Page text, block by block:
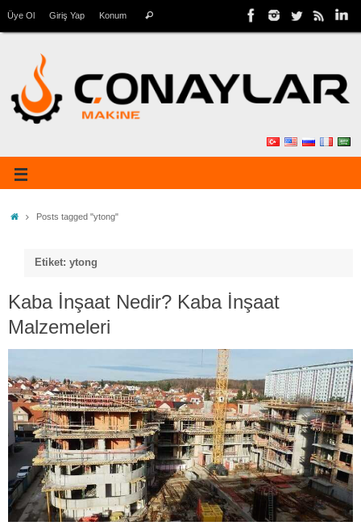
Üye Ol Giriş Yap Konum
Posts tagged "ytong"
Etiket: ytong
Kaba İnşaat Nedir? Kaba İnşaat
Malzemeleri